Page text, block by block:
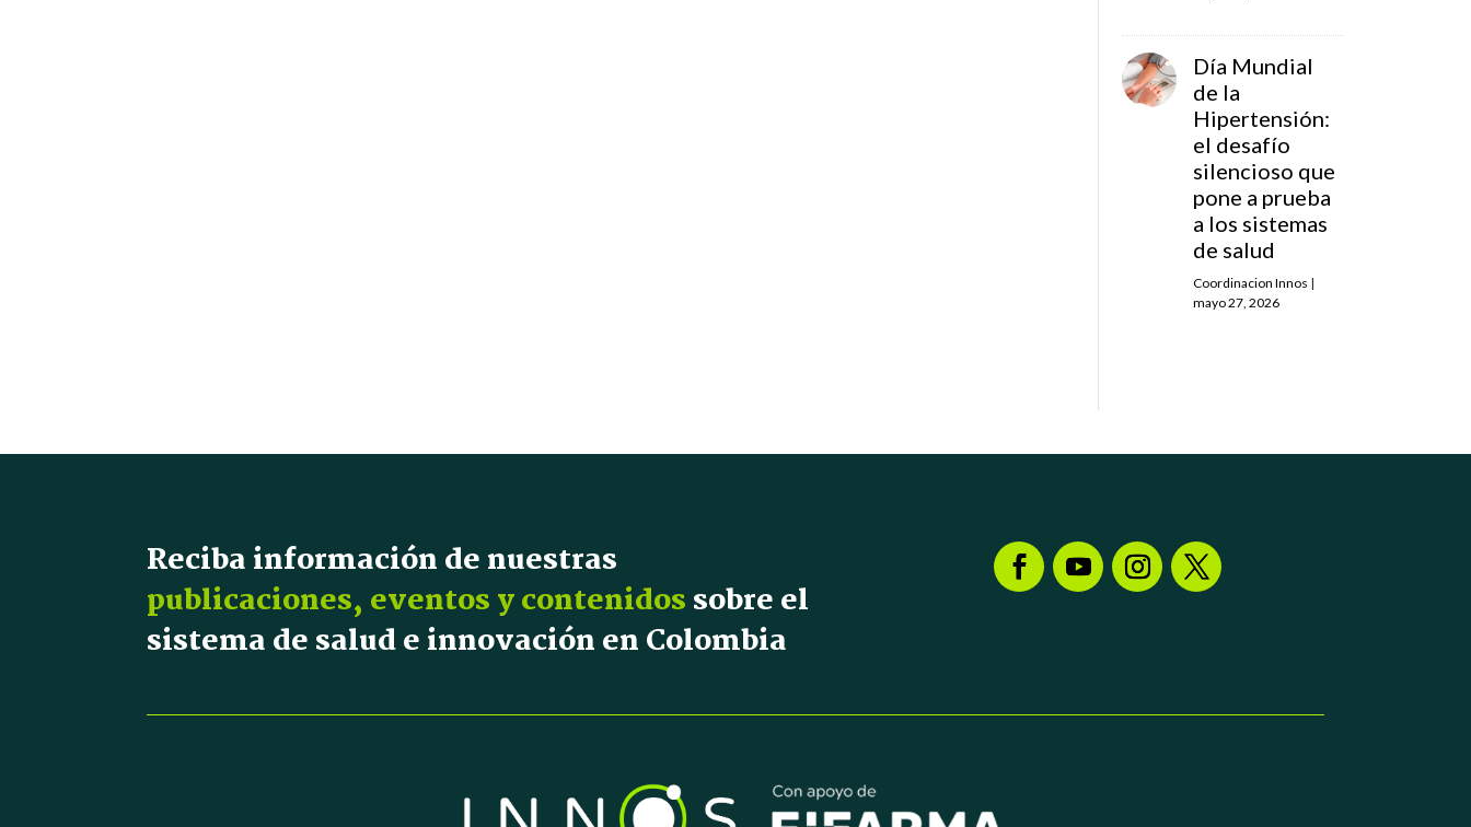
Día Mundial
de la
Hipertensión:
el desafío
silencioso que
pone a prueba
a los sistemas
de salud
Coordinacion Innos |
mayo 27, 2026
Reciba información de nuestras
publicaciones, eventos y contenidossobre el
sistema de salud e innovación en Colombia